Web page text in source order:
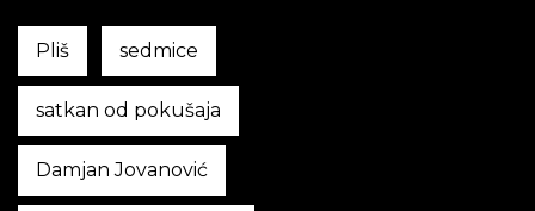
Pliš sedmice
satkan od pokušaja
Damjan Jovanović